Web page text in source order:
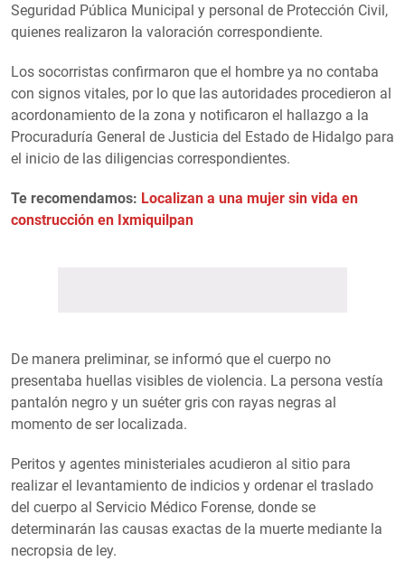
Seguridad Pública Municipal y personal de Protección Civil,
quienes realizaron la valoración correspondiente.
Los socorristas confirmaron que el hombre ya no contaba
con signos vitales, por lo que las autoridades procedieron al
acordonamiento de la zona y notificaron el hallazgo a la
Procuraduría General de Justicia del Estado de Hidalgo para
el inicio de las diligencias correspondientes.
Te recomendamos: Localizan a una mujer sin vida en
construcción en Ixmiquilpan
De manera preliminar, se informó que el cuerpo no
presentaba huellas visibles de violencia. La persona vestía
pantalón negro y un suéter gris con rayas negras al
momento de ser localizada.
Peritos y agentes ministeriales acudieron al sitio para
realizar el levantamiento de indicios y ordenar el traslado
del cuerpo al Servicio Médico Forense, donde se
determinarán las causas exactas de la muerte mediante la
necropsia de ley.